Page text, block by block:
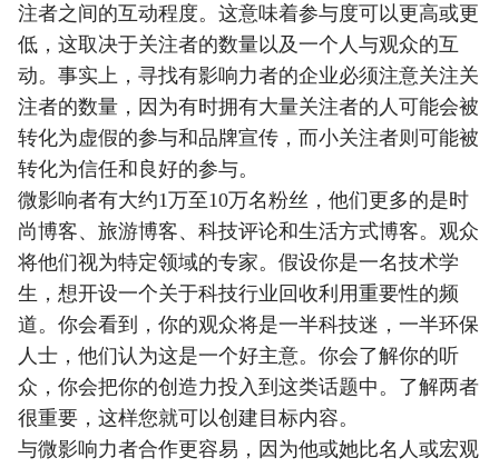
注者之间的互动程度。这意味着参与度可以更高或更
低，这取决于关注者的数量以及一个人与观众的互
动。事实上，寻找有影响力者的企业必须注意关注关
注者的数量，因为有时拥有大量关注者的人可能会被
转化为虚假的参与和品牌宣传，而小关注者则可能被
转化为信任和良好的参与。
微影响者有大约1万至10万名粉丝，他们更多的是时
尚博客、旅游博客、科技评论和生活方式博客。观众
将他们视为特定领域的专家。假设你是一名技术学
生，想开设一个关于科技行业回收利用重要性的频
道。你会看到，你的观众将是一半科技迷，一半环保
人士，他们认为这是一个好主意。你会了解你的听
众，你会把你的创造力投入到这类话题中。了解两者
很重要，这样您就可以创建目标内容。
与微影响力者合作更容易，因为他或她比名人或宏观